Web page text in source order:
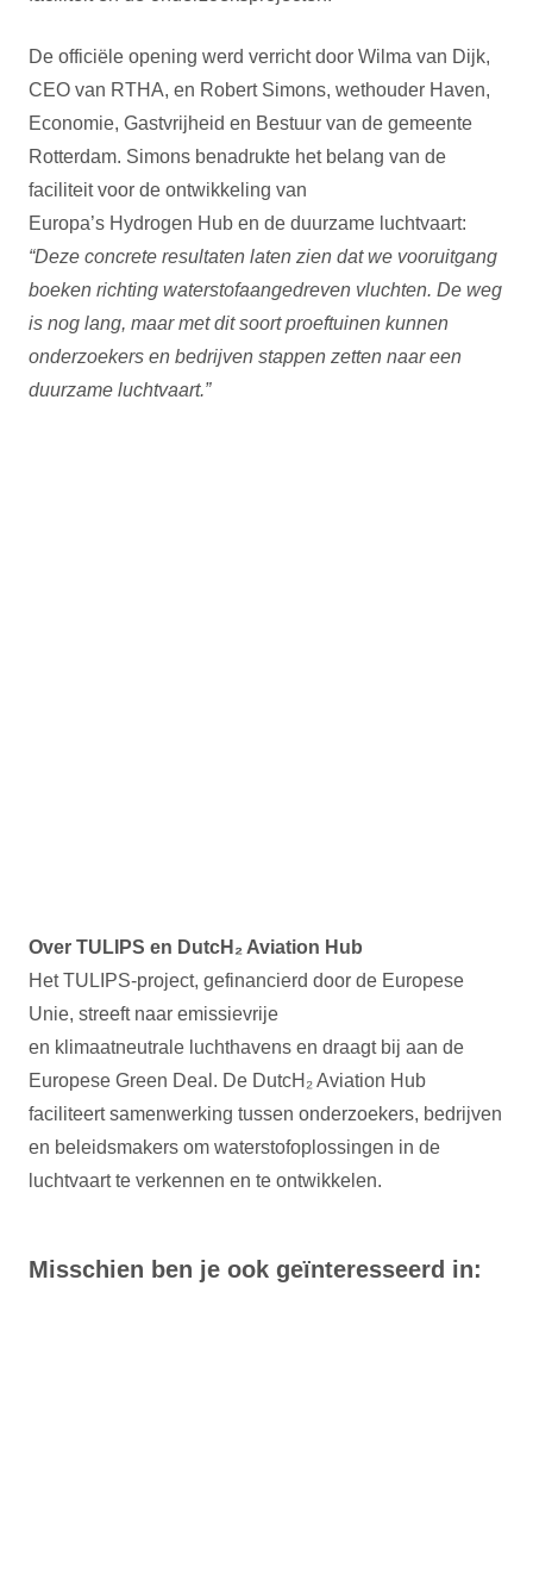
De officiële opening werd verricht door Wilma van Dijk,
CEO van RTHA, en Robert Simons, wethouder Haven,
Economie, Gastvrijheid en Bestuur van de gemeente
Rotterdam. Simons benadrukte het belang van de
faciliteit voor de ontwikkeling van
Europa’s Hydrogen Hub en de duurzame luchtvaart:
“Deze concrete resultaten laten zien dat we vooruitgang
boeken richting waterstofaangedreven vluchten. De weg
is nog lang, maar met dit soort proeftuinen kunnen
onderzoekers en bedrijven stappen zetten naar een
duurzame luchtvaart.”
Over TULIPS en DutcH₂ Aviation Hub
Het TULIPS-project, gefinancierd door de Europese
Unie, streeft naar emissievrije
en klimaatneutrale luchthavens en draagt bij aan de
Europese Green Deal. De DutcH₂ Aviation Hub
faciliteert samenwerking tussen onderzoekers, bedrijven
en beleidsmakers om waterstofoplossingen in de
luchtvaart te verkennen en te ontwikkelen.
Misschien ben je ook geïnteresseerd in: